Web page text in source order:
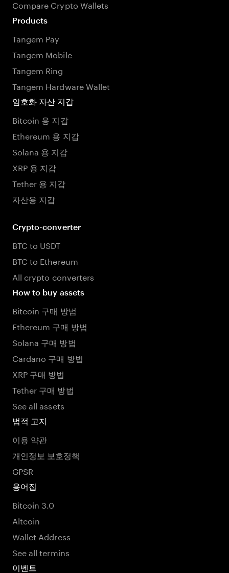
Compare Crypto Wallets
Products
Tangem Pay
Tangem Mobile
Tangem Ring
Tangem Hardware Wallet
암호화 자산 지갑
Bitcoin 용 지갑
Ethereum 용 지갑
Solana 용 지갑
XRP 용 지갑
Tether 용 지갑
자산용 지갑
Crypto-converter
BTC to USDT
BTC to Ethereum
All crypto converters
How to buy assets
Bitcoin 구매 방법
Ethereum 구매 방법
Solana 구매 방법
Cardano 구매 방법
XRP 구매 방법
Tether 구매 방법
See all assets
법적 고지
이용 약관
개인정보 보호정책
GPSR
용어집
Bitcoin 3.0
Altcoin
Wallet Address
See all termins
이벤트